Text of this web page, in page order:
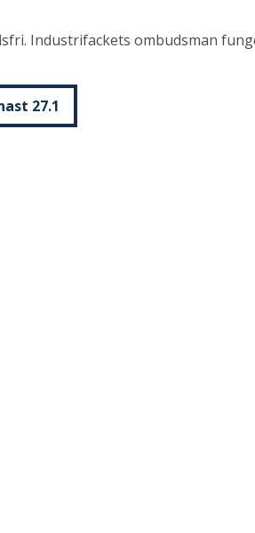
Industrifackets ombudsman
27.1